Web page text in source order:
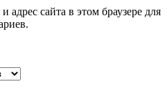
адрес сайта в этом браузере для